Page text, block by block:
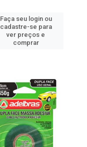
Faça seu login ou
cadastre-se para
ver preços e
comprar